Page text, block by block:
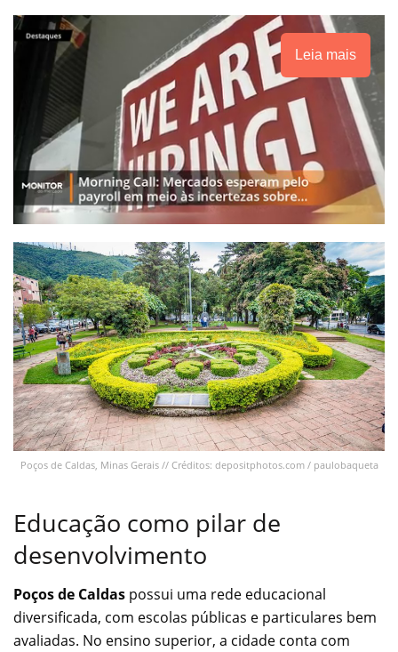
Leia mais
Poços de Caldas, Minas Gerais // Créditos: depositphotos.com / paulobaqueta
Educação como pilar de
desenvolvimento
Poços de Caldas possui uma rede educacional
diversificada, com escolas públicas e particulares bem
avaliadas. No ensino superior, a cidade conta com